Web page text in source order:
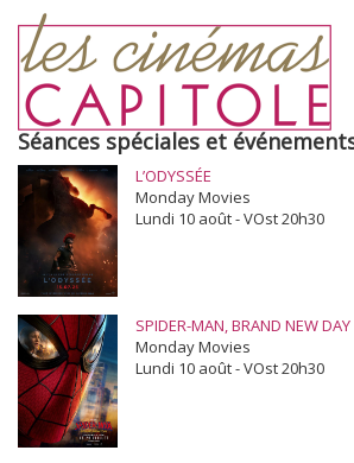
Séances spéciales et
L’ODYSSÉE
Monday Movies
Lundi 10 août - VOst 20h30
SPIDER-MAN, BRAND NEW DAY
Monday Movies
Lundi 10 août - VOst 20h30